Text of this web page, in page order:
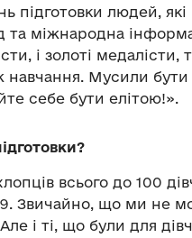
підготовки людей,
та міжнародна
і золоті
навчання. Мусили
себе бути елітою!».
всього до 100
Звичайно, що ми не
і ті, що були для